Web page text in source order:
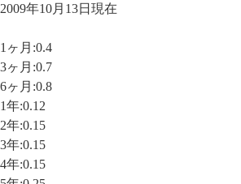
2009年10月13日現在
1ヶ月:0.4
3ヶ月:0.7
6ヶ月:0.8
1年:0.12
2年:0.15
3年:0.15
4年:0.15